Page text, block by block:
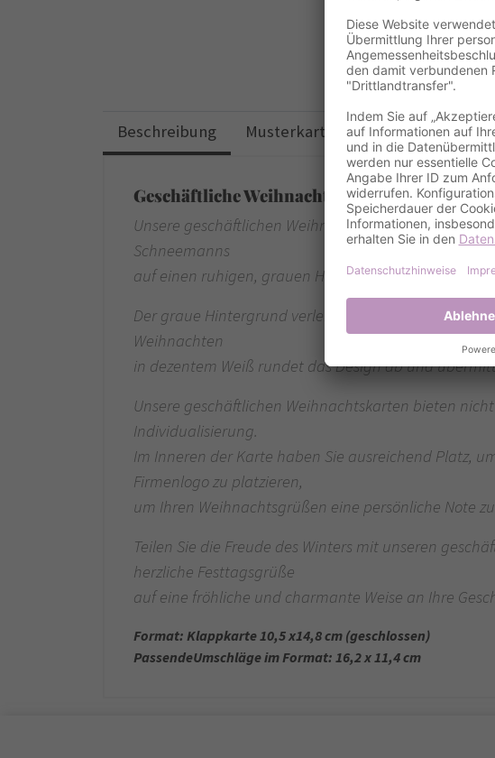
Beschreibung Musterkarten Designservice
Geschäftliche Weihnachtskarten
Unsere geschäftlichen Weihnachtskarten mit dem
Schneemanns
auf einen ruhigen, grauen Hintergrund. Der
Der graue Hintergrund verleiht der Karte eine
Weihnachten
in dezentem Weiß rundet das Design ab und
Unsere geschäftlichen Weihnachtskarten bieten
Individualisierung.
Im Inneren der Karte haben Sie ausreichend Platz,
Firmenlogo zu platzieren,
um Ihren Weihnachtsgrüßen eine persönliche Note
Teilen Sie die Freude des Winters mit unseren
herzliche Festtagsgrüße
auf eine fröhliche und charmante Weise an Ihre
Format: Klappkarte 10,5 x14,8 cm (geschlossen)
PassendeUmschläge im Format: 16,2 x 11,4 cm